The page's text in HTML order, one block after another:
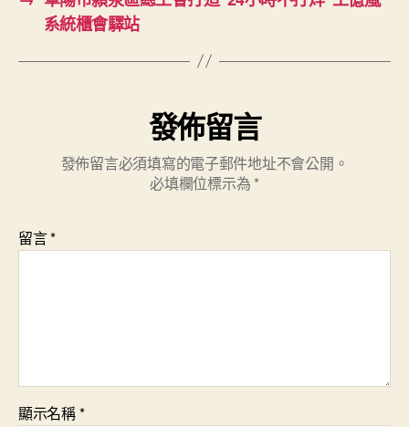
系統櫃會驛站
發佈留言
發佈留言必須填寫的電子郵件地址不會公開。
必填欄位標示為 *
留言*
顯示名稱*